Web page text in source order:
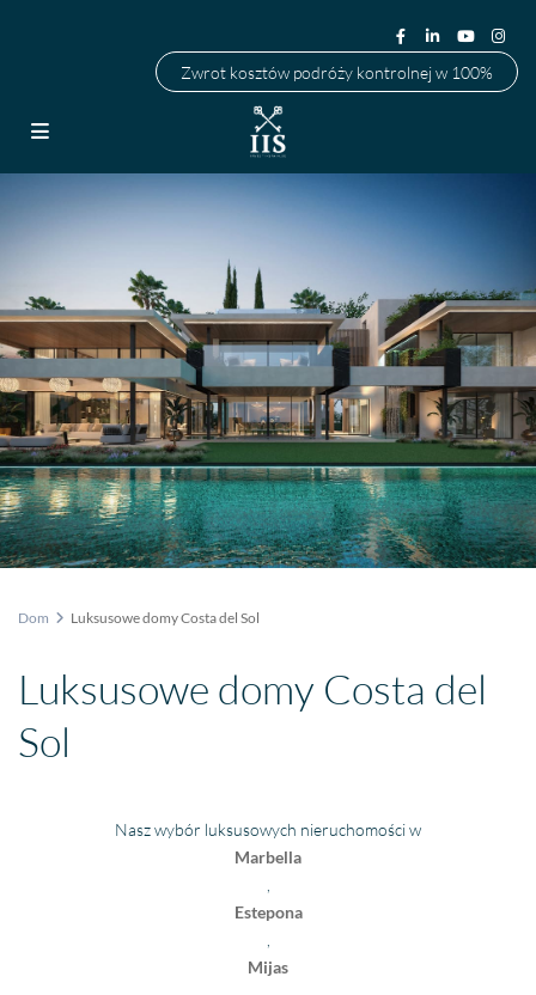
Zwrot kosztów podróży kontrolnej w 100%
Dom Luksusowe domy Costa del Sol
Luksusowe domy Costa del
Sol
Nasz wybór luksusowych nieruchomości w
Marbella
Estepona
Mijas